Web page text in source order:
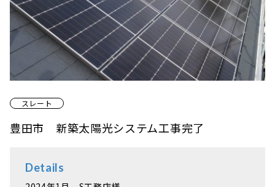
スレート
豊田市 新築太陽光システム工事完了
Details